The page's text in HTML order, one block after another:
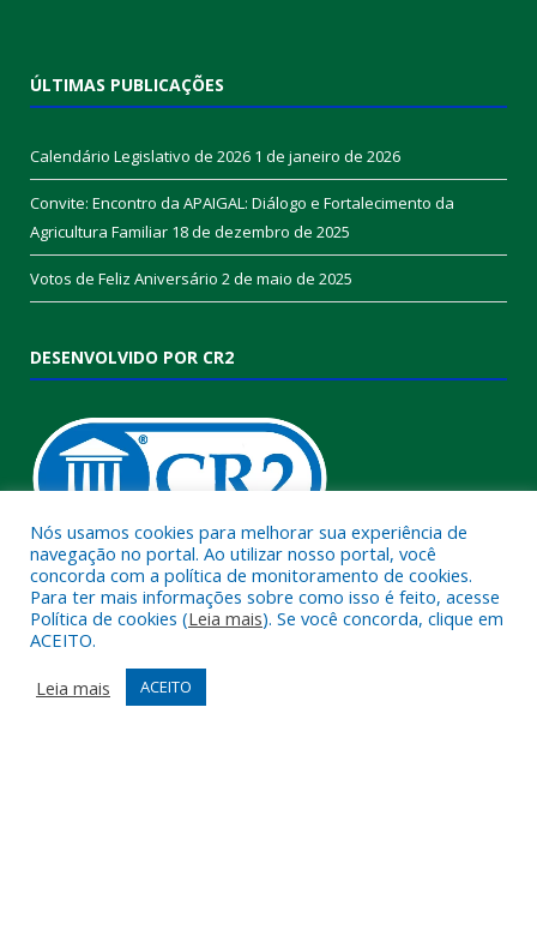
ÚLTIMAS PUBLICAÇÕES
Calendário Legislativo de 2026 1 de janeiro de 2026
Convite: Encontro da APAIGAL: Diálogo e Fortalecimento da
Agricultura Familiar 18 de dezembro de 2025
Votos de Feliz Aniversário 2 de maio de 2025
DESENVOLVIDO POR CR2
Muito mais quecriar siteousistema para prefeituras!
Realizamos umaassessoriacompleta, onde garantimos em
contrato que todas as exigências das
serão atendidas.
Nós usamos cookies para melhorar sua experiência de
navegação no portal. Ao utilizar nosso portal, você
concorda com a política de monitoramento de cookies.
Para ter mais informações sobre como isso é feito, acesse
Política de cookies (Leia mais). Se você concorda, clique em
ACEITO.
Leia mais
ACEITO